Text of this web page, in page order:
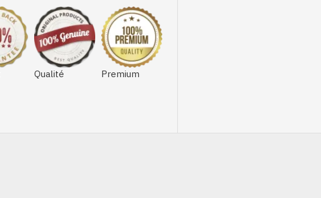
Qualité Premium